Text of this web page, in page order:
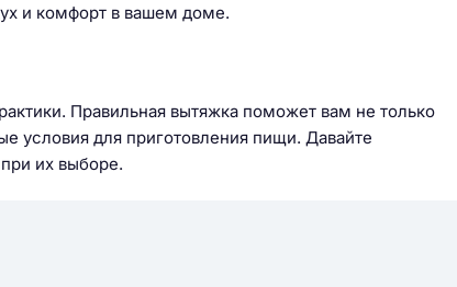
и комфорт в вашем доме.
Правильная вытяжка поможет вам не только
условия для приготовления пищи. Давайте
их выборе.